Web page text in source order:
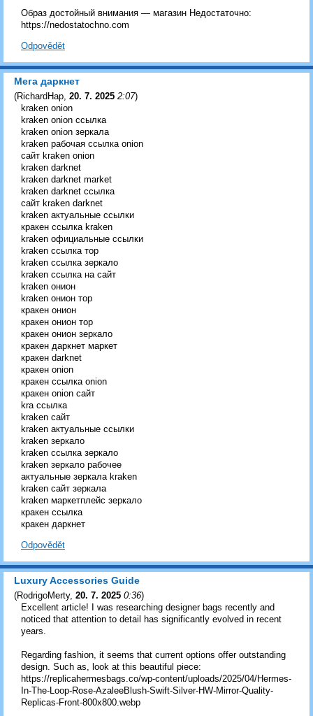
Образ достойный внимания — магазин Недостаточно:
https://nedostatochno.com
Odpovědět
Мега даркнет
(RichardHap, 20. 7. 2025 2:07)
kraken onion
kraken onion ссылка
kraken onion зеркала
kraken рабочая ссылка onion
сайт kraken onion
kraken darknet
kraken darknet market
kraken darknet ссылка
сайт kraken darknet
kraken актуальные ссылки
кракен ссылка kraken
kraken официальные ссылки
kraken ссылка тор
kraken ссылка зеркало
kraken ссылка на сайт
kraken онион
kraken онион тор
кракен онион
кракен онион тор
кракен онион зеркало
кракен даркнет маркет
кракен darknet
кракен onion
кракен ссылка onion
кракен onion сайт
kra ссылка
kraken сайт
kraken актуальные ссылки
kraken зеркало
kraken ссылка зеркало
kraken зеркало рабочее
актуальные зеркала kraken
kraken сайт зеркала
kraken маркетплейс зеркало
кракен ссылка
кракен даркнет
Odpovědět
Luxury Accessories Guide
(RodrigoMerty, 20. 7. 2025 0:36)
Excellent article! I was researching designer bags recently and
noticed that attention to detail has significantly evolved in recent
years.
Regarding fashion, it seems that current options offer outstanding
design. Such as, look at this beautiful piece:
https://replicahermesbags.co/wp-content/uploads/2025/04/Hermes-
In-The-Loop-Rose-AzaleeBlush-Swift-Silver-HW-Mirror-Quality-
Replicas-Front-800x800.webp